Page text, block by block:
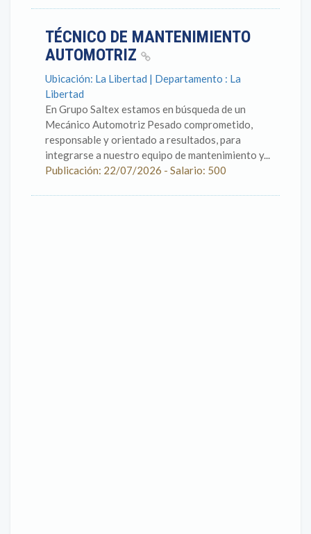
TÉCNICO DE MANTENIMIENTO
AUTOMOTRIZ
Ubicación: La Libertad | Departamento : La
Libertad
En Grupo Saltex estamos en búsqueda de un
Mecánico Automotriz Pesado comprometido,
responsable y orientado a resultados, para
integrarse a nuestro equipo de mantenimiento y...
Publicación: 22/07/2026 - Salario: 500